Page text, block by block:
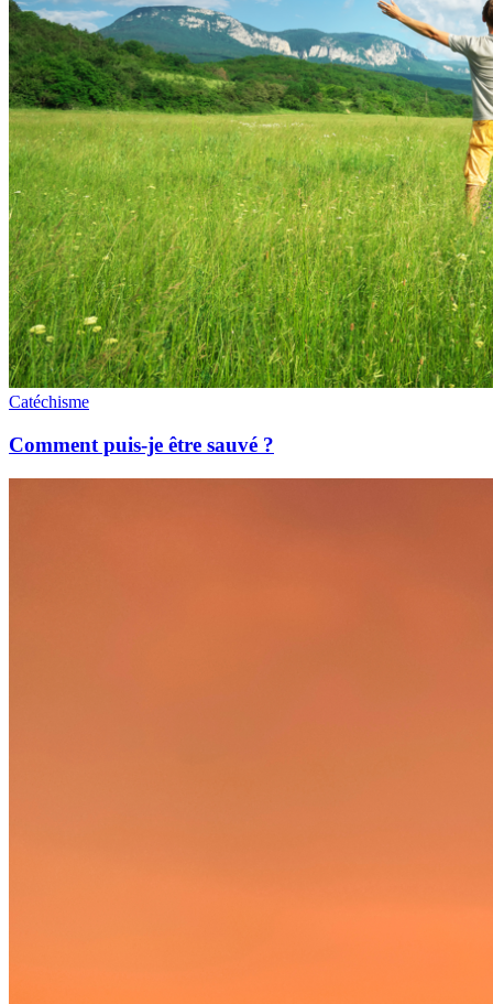
Catéchisme
Comment puis-je être sauvé ?